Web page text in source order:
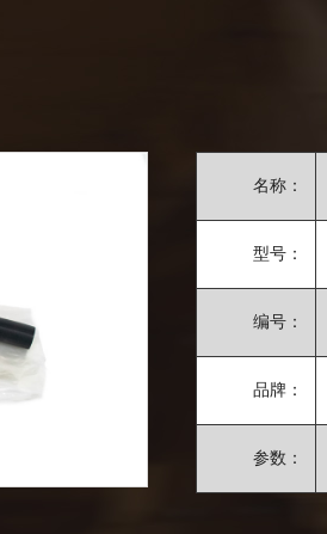
名称：
型号：
编号：
品牌：
参数：